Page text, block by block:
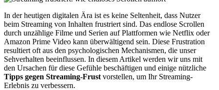
In der heutigen digitalen Ära ist es keine Seltenheit, dass Nutzer
beim Streaming von Inhalten frustriert sind. Das endlose Scrollen
durch unzählige Filme und Serien auf Plattformen wie Netflix oder
Amazon Prime Video kann überwältigend sein. Diese Frustration
resultiert oft aus den psychologischen Mechanismen, die unser
Sehverhalten beeinflussen. In diesem Artikel werden wir uns mit
den Ursachen für diese Gefühle beschäftigen und einige nützliche
Tipps gegen Streaming-Frust vorstellen, um Ihr Streaming-
Erlebnis zu verbessern.